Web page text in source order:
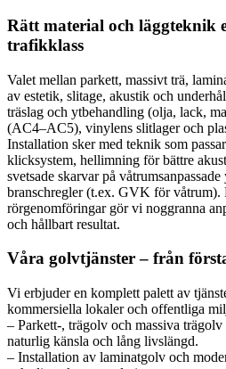
Rätt material och läggteknik
trafikklass
Valet mellan parkett, massivt trä,
av estetik, slitage, akustik och
träslag och ytbehandling (olja, lack,
(AC4–AC5), vinylens slitlager och
Installation sker med teknik som
klicksystem, hellimning för bättre
svetsade skarvar på
branschregler (t.ex. GVK för våtrum).
rörgenomföringar gör vi noggranna
och hållbart resultat.
Våra golvtjänster – från
Vi erbjuder en komplett palett av
kommersiella lokaler och offentliga
– Parkett-, trägolv och massiva
naturlig känsla och lång livslängd.
– Installation av laminatgolv och